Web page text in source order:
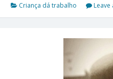
Criança dá trabalho